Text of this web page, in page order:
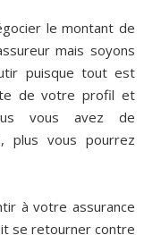
le montant de
mais soyons
puisque tout est
de votre profil et
vous avez de
plus vous pourrez
à votre assurance
se retourner contre